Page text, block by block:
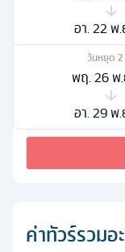
อา. 22 พ
วันหยุด 2
พฤ. 26 พ
อา. 29 พ
ค่าทัวร์รวมอ